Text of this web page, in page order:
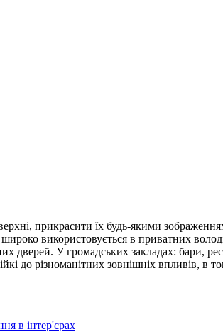
прикрасити їх будь-якими
використовується в приватних
дверей. У громадських закладах: бари,
до різноманітних зовнішніх
в інтер'єрах